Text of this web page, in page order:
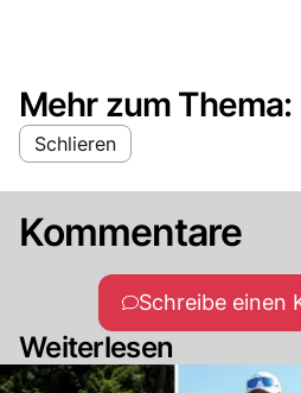
Mehr zum Thema:
Schlieren
Kommentare
Schreibe einen
Weiterlesen